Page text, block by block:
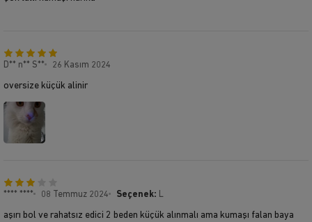
D** n** S** 26 Kasım 2024
oversize küçük alinir
**** **** 08 Temmuz 2024 Seçenek: L
aşırı bol ve rahatsız edici 2 beden küçük alınmalı ama kumaşı falan baya